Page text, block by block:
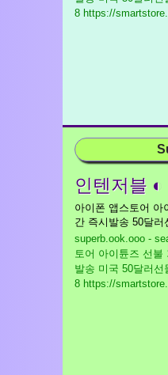
8 https://
인텐저블 ◐
아이폰 앱스토어 아
간 즉시발송 50달러
superb.ook.ooo -
토어 아이튠즈 선불
발송 미국 50달러선
8 https://